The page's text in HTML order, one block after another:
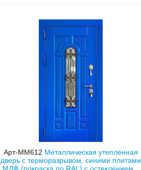
Арт-ММ612 Металлическая утеплённая
дверь с терморазрывом, синими плитами